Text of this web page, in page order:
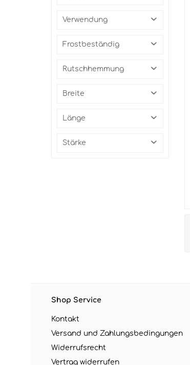
Rektifiziert
Verwendung
Bodenfliese
Frostbeständig
Ja
Rutschhemmung
R11
Breite
30 cm
Länge
60 cm
Stärke
Shop Service
Kontakt
Versand und Zahlungsbedingungen
Widerrufsrecht
Vertrag widerrufen